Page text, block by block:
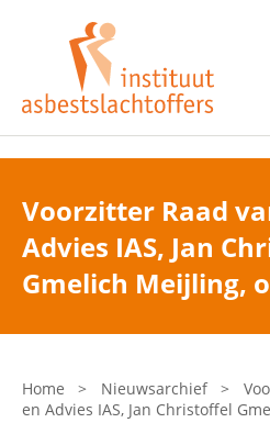
Heeft u
Heeft u Asbestose?
Bent u arts?
Bent u werkgever of
Asbest en
Laatste nieuws
Onze organisatie
Voorzitter Raad
Advies IAS, Jan
Gmelich Meijling,
Home > Nieuwsarchief >
en Advies IAS, Jan Christoffel